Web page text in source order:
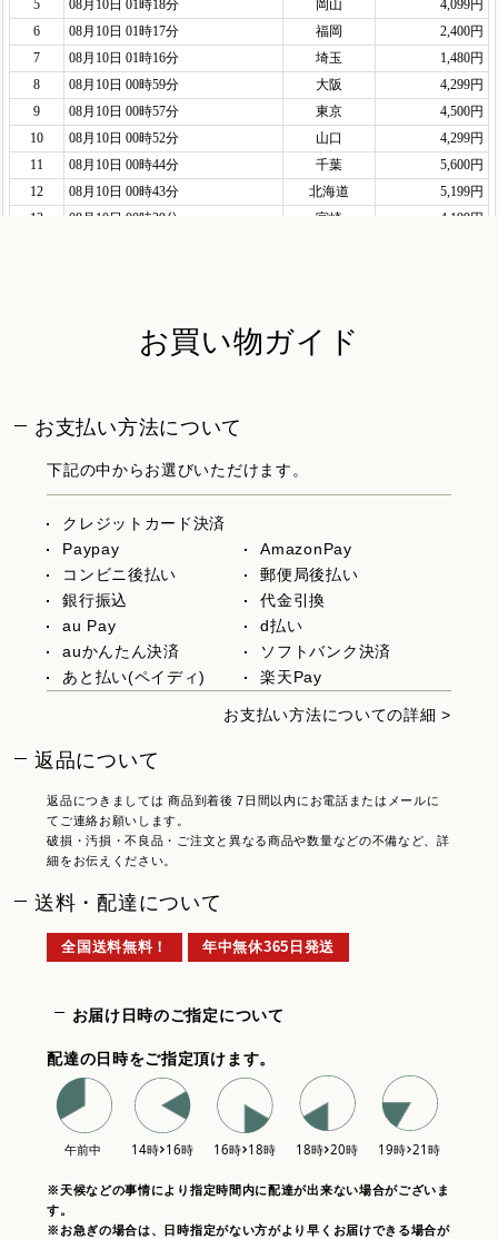
お買い物ガイド
お支払い方法について
下記の中からお選びいただけます。
クレジットカード決済
Paypay
AmazonPay
コンビニ後払い
郵便局後払い
銀行振込
代金引換
au Pay
d払い
auかんたん決済
ソフトバンク決済
あと払い(ペイディ)
楽天Pay
お支払い方法についての詳細 >
返品について
返品につきましては 商品到着後 7日間以内にお電話またはメールに
てご連絡お願いします。
破損・汚損・不良品・ご注文と異なる商品や数量などの不備など、詳
細をお伝えください。
送料・配達について
全国送料無料！ 年中無休365日発送
お届け日時のご指定について
配達の日時をご指定頂けます。
※天候などの事情により指定時間内に配達が出来ない場合がございま
す。
※お急ぎの場合は、日時指定がない方がより早くお届けできる場合が